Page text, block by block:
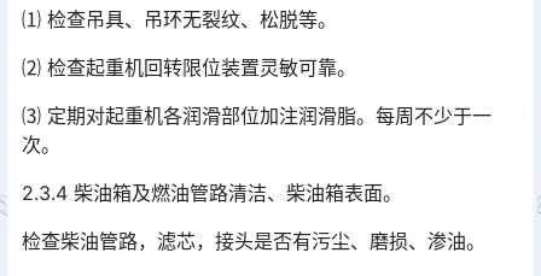
⑴ 检查吊具、吊环无裂纹、松脱等。
⑵ 检查起重机回转限位装置灵敏可靠。
⑶ 定期对起重机各润滑部位加注润滑脂。每周不少于一
次。
2.3.4 柴油箱及燃油管路清洁、柴油箱表面。
检查柴油管路，滤芯，接头是否有污尘、磨损、渗油。